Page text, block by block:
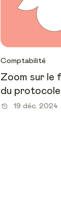
Comptabilité
Zoom sur le
du
19 déc. 2024